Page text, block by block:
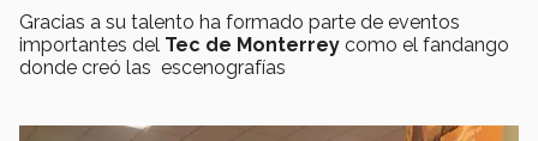
Gracias a su talento ha formado parte de eventos
importantes del Tec de Monterrey como el fandango
donde creó las escenografías